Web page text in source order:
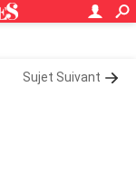
Sujet Suivant